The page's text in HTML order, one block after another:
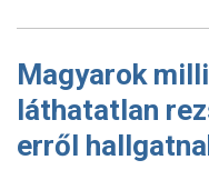
Magyarok
láthatatlan
erről